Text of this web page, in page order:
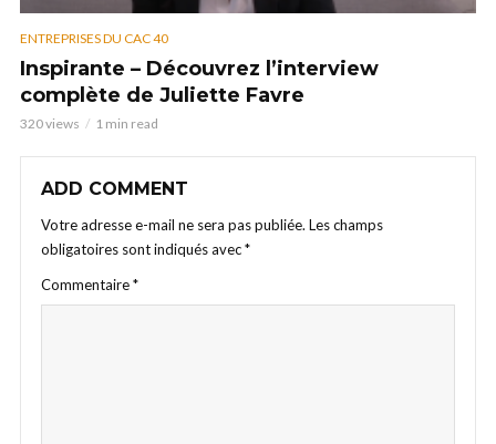
ENTREPRISES DU CAC 40
Inspirante – Découvrez l’interview
complète de Juliette Favre
320 views 1 min read
ADD COMMENT
Votre adresse e-mail ne sera pas publiée. Les champs
obligatoires sont indiqués avec*
Commentaire*